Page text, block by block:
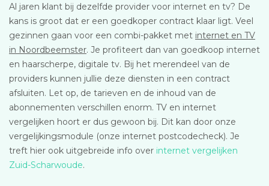
Al jaren klant bij dezelfde provider voor internet en tv? De
kans is groot dat er een goedkoper contract klaar ligt. Veel
gezinnen gaan voor een combi-pakket met internet en TV
in Noordbeemster. Je profiteert dan van goedkoop internet
en haarscherpe, digitale tv. Bij het merendeel van de
providers kunnen jullie deze diensten in een contract
afsluiten. Let op, de tarieven en de inhoud van de
abonnementen verschillen enorm. TV en internet
vergelijken hoort er dus gewoon bij. Dit kan door onze
vergelijkingsmodule (onze internet postcodecheck). Je
treft hier ook uitgebreide info over internet vergelijken
Zuid-Scharwoude.